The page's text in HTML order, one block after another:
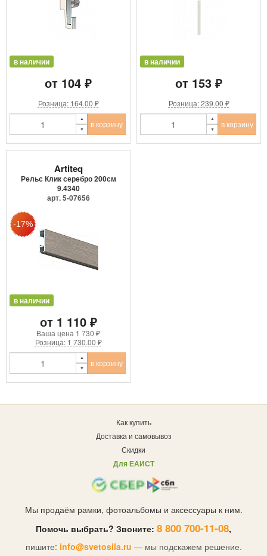
в наличии
от 104 ₽
Розница: 164.00 ₽
в корзину
в наличии
от 153 ₽
Розница: 239.00 ₽
в корзину
Artiteq
Рельс Клик серебро 200см
9.4340
арт. 5-07656
в наличии
от 1 110 ₽
Ваша цена 1 730 ₽
Розница: 1 730.00 ₽
в корзину
Как купить
Доставка и самовывоз
Скидки
Для ЕАИСТ
Мы продаём рамки, фотоальбомы и аксессуары к ним.
Помочь выбрать? Звоните: 8 800 700-11-08,
пишите: info@svetosila.ru — мы подскажем решение.